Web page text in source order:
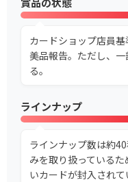
カードショップ店員
美品報告。ただし、
る。
ラインナップ
ラインナップ数は約
みを取り扱っている
いカードが封入されて